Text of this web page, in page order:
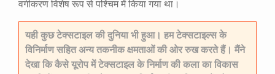
वर्गीकरण विशेष रूप से पश्चिम में किया गया था।
यही कुछ टेक्सटाइल की दुनिया भी हुआ। हम टेक्सटाइल्स के
विनिर्माण सहित अन्य तकनीक क्षमताओं की ओर रुख करते हैं। मैंने
देखा कि कैसे यूरोप में टेक्सटाइल के निर्माण की कला का विकास